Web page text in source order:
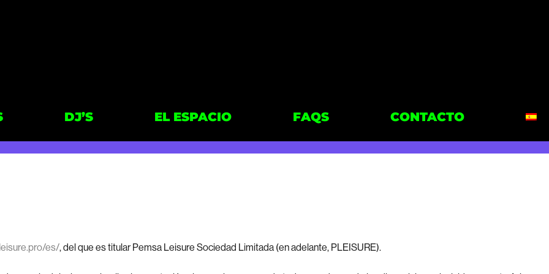
DJ’S EL ESPACIO FAQS CONTACTO
es/, del que es titular Pemsa Leisure Sociedad Limitada (en adelante, PLEISURE).